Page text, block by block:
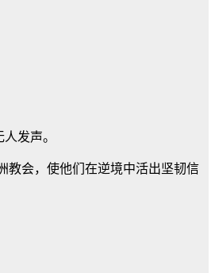
发声。
教会，使他们在逆境中活出坚韧信